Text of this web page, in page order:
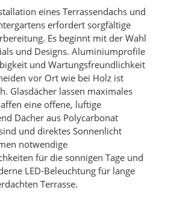
eines Terrassendachs und
erfordert sorgfältige
Es beginnt mit der Wahl
und Designs. Aluminiumprofile
und Wartungsfreundlichkeit
vor Ort wie bei Holz ist
Glasdächer lassen maximales
eine offene, luftige
Dächer aus Polycarbonat
und direktes Sonnenlicht
notwendige
für die sonnigen Tage und
LED-Beleuchtung für lange
Terrasse.